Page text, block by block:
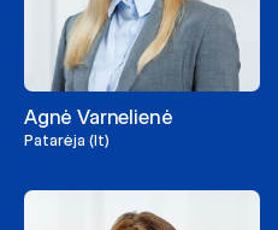
Agnė Varnelienė
Patarėja (lt)